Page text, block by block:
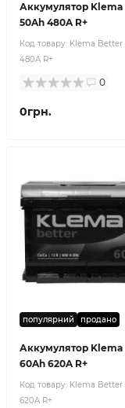
Аккумулятор
50Ah 480A R+
Код товару: Klema Better
480A R+
0
0грн.
популярний продано
Аккумулятор
60Ah 620A R+
Код товару: Klema Better
620A R+